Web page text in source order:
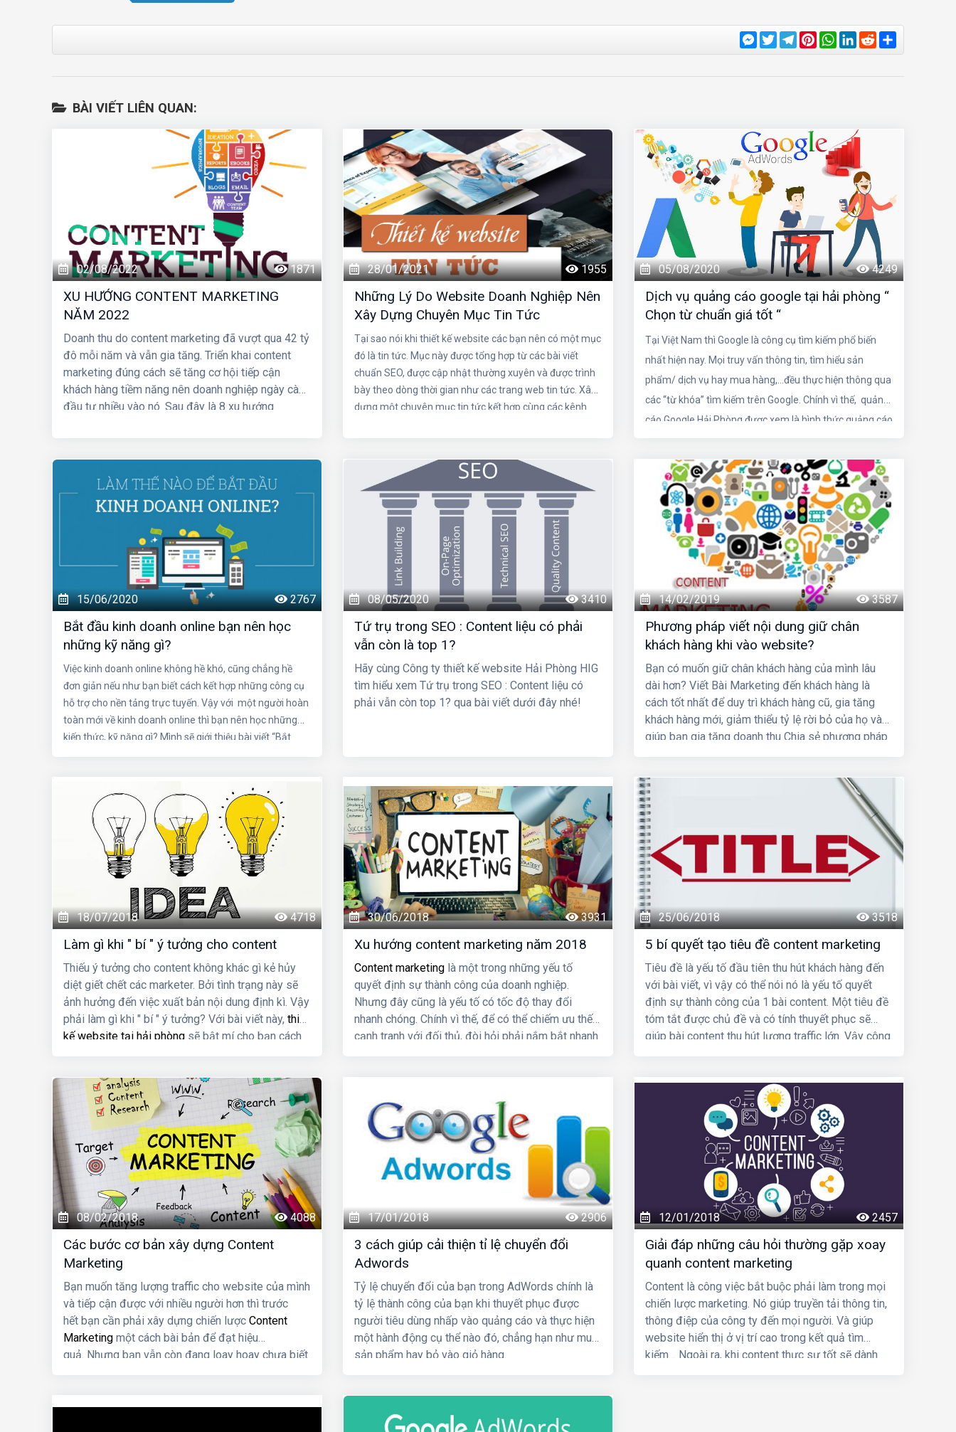
Messenger
TwitterTelegram
Pinterest
WhatsApp
LinkedIn
Reddit
BÀI VIẾT LIÊN QUAN:
02/08/2022 1871
XU HƯỚNG CONTENT MARKETING
NĂM 2022
Doanh thu do content marketing đã vượt qua 42 tỷ
đô mỗi năm và vẫn gia tăng. Triển khai content
marketing đúng cách sẽ tăng cơ hội tiếp cận
khách hàng tiềm năng nên doanh nghiệp ngày càng
đầu tư nhiều vào nó. Sau đây là 8 xu hướng
2022
28/01/2021 1955
Những Lý Do Website Doanh Nghiệp Nên
Xây Dựng Chuyên Mục Tin Tức
Tại sao nói khi thiết kế website các bạn nên có một mục
đó là tin tức. Mục này được tổng hợp từ các bài viết
chuẩn SEO, được cập nhật thường xuyên và được trình
bày theo dòng thời gian như các trang web tin tức. Xây
dựng một chuyên mục tin tức kết hợp cùng các kênh
phòng làm rõ những lý do mà website doanh nghiệp
nên xây dựng mục tin tức
05/08/2020 4249
Dịch vụ quảng cáo google tại hải phòng “
Chọn từ chuẩn giá tốt “
Tại Việt Nam thì Google là công cụ tìm kiếm phổ biến
nhất hiện nay. Mọi truy vấn thông tin, tìm hiểu sản
phẩm/ dịch vụ hay mua hàng,...đều thực hiện thông qua
các “từ khóa” tìm kiếm trên Google. Chính vì thế, quảng
cáo Google Hải Phòng được xem là hình thức quảng cáo
15/06/2020 2767
Bắt đầu kinh doanh online bạn nên học
những kỹ năng gì?
Việc kinh doanh online không hề khó, cũng chẳng hề
đơn giản nếu như bạn biết cách kết hợp những công cụ
hỗ trợ cho nền tảng trực tuyến. Vậy với một người hoàn
toàn mới về kinh doanh online thì bạn nên học những
kiến thức, kỹ năng gì? Mình sẽ giới thiệu bài viết “Bắt
08/05/2020 3410
Tứ trụ trong SEO : Content liệu có phải
vẫn còn là top 1?
Hãy cùng Công ty thiết kế website Hải Phòng HIG
tìm hiểu xem Tứ trụ trong SEO : Content liệu có
phải vẫn còn top 1? qua bài viết dưới đây nhé!
14/02/2019 3587
Phương pháp viết nội dung giữ chân
khách hàng khi vào website?
Bạn có muốn giữ chân khách hàng của mình lâu
dài hơn? Viết Bài Marketing đến khách hàng là
cách tốt nhất để duy trì khách hàng cũ, gia tăng
khách hàng mới, giảm thiểu tỷ lệ rời bỏ của họ và
giúp bạn gia tăng doanh thu Chia sẻ phương pháp
chân khách hàng khi vào website của bạn?
18/07/2018 4718
Làm gì khi " bí " ý tưởng cho content
Thiếu ý tưởng cho content không khác gì kẻ hủy
diệt giết chết các marketer. Bởi tình trạng này sẽ
ảnh hưởng đến việc xuất bản nội dung định kì. Vậy
phải làm gì khi " bí " ý tưởng? Với bài viết này, thiết
kế website tại hải phòng sẽ bật mí cho bạn cách
30/06/2018 3931
Xu hướng content marketing năm 2018
Content marketinglà một trong những yếu tố
quyết định sự thành công của doanh nghiệp.
Nhưng đây cũng là yếu tố có tốc độ thay đổi
nhanh chóng. Chính vì thế, để có thể chiếm ưu thế
cạnh tranh với đối thủ, đòi hỏi phải nắm bắt nhanh
25/06/2018 3518
5 bí quyết tạo tiêu đề content marketing
Tiêu đề là yếu tố đầu tiên thu hút khách hàng đến
với bài viết, vì vậy có thể nói nó là yếu tố quyết
định sự thành công của 1 bài content. Một tiêu đề
tóm tắt được chủ đề và có tính thuyết phục sẽ
giúp bài content thu hút lượng traffic lớn. Vậy công
để tạo tiêu đề content thu hút, hiệu quả.
08/02/2018 4088
Các bước cơ bản xây dựng Content
Marketing
Bạn muốn tăng lượng traffic cho website của mình
và tiếp cận được với nhiều người hơn thì trước
hết bạn cần phải xây dựng chiến lược Content
Marketing một cách bài bản để đạt hiệu
quả. Nhưng bạn vẫn còn đang loay hoay chưa biết
giúp website của bạn thêm chất lượng và chuyên
17/01/2018 2906
3 cách giúp cải thiện tỉ lệ chuyển đổi
Adwords
Tỷ lệ chuyển đổi của bạn trong AdWords chính là
tỷ lệ thành công của bạn khi thuyết phục được
người tiêu dùng nhấp vào quảng cáo và thực hiện
một hành động cụ thể nào đó, chẳng hạn như mua
sản phẩm hay bỏ vào giỏ hàng.
12/01/2018 2457
Giải đáp những câu hỏi thường gặp xoay
quanh content marketing
Content là công việc bắt buộc phải làm trong mọi
chiến lược marketing. Nó giúp truyền tải thông tin,
thông điệp của công ty đến mọi người. Và giúp
website hiển thị ở vị trí cao trong kết quả tìm
kiếm… Ngoài ra, khi content thực sự tốt sẽ dành